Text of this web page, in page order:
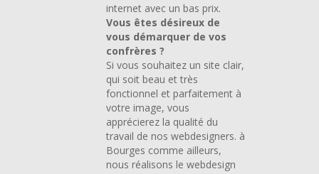
internet avec un bas prix.
Vous êtes désireux de
vous démarquer de vos
confrères ?
Si vous souhaitez un site clair,
qui soit beau et très
fonctionnel et parfaitement à
votre image, vous
apprécierez la qualité du
travail de nos webdesigners. à
Bourges comme ailleurs,
nous réalisons le webdesign